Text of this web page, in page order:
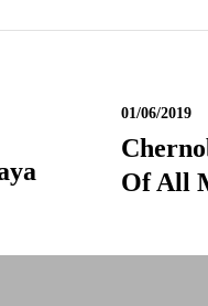
01/06/2019
Of All